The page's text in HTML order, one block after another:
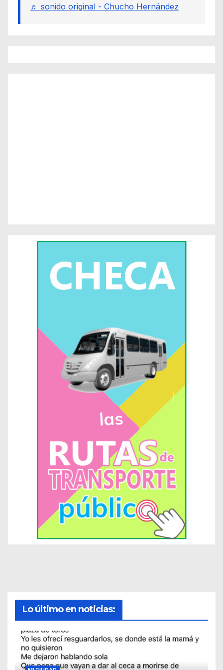
♬ sonido original - Chucho Hernández
Lo último en noticias: